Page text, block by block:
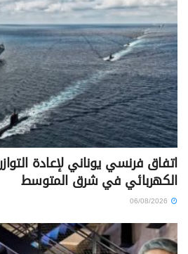
اتفاق فرنسي يوناني لإعادة
الكهربائي في شرق المتوسط